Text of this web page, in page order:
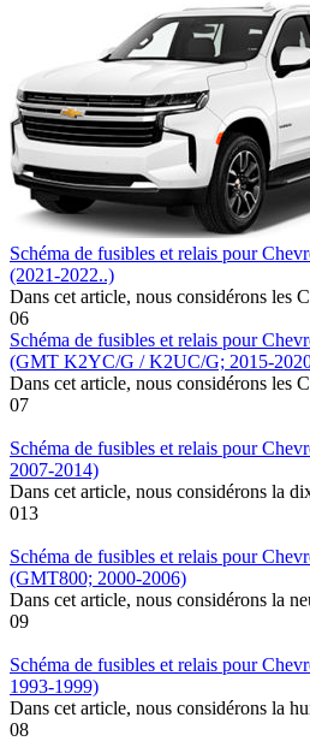
Schéma de fusibles et relais pour
(2021-2022..)
Dans cet article, nous considérons les
06
Schéma de fusibles et relais pour
(GMT K2YC/G / K2UC/G; 2015-
Dans cet article, nous considérons les
07
Schéma de fusibles et relais pour
2007-2014)
Dans cet article, nous considérons la
013
Schéma de fusibles et relais pour
(GMT800; 2000-2006)
Dans cet article, nous considérons la
09
Schéma de fusibles et relais pour
1993-1999)
Dans cet article, nous considérons la
08